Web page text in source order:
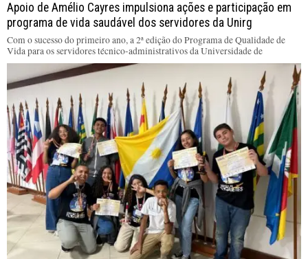
Apoio de Amélio Cayres impulsiona ações e participação em
programa de vida saudável dos servidores da Unirg
Com o sucesso do primeiro ano, a 2ª edição do Programa de Qualidade de
Vida para os servidores técnico-administrativos da Universidade de